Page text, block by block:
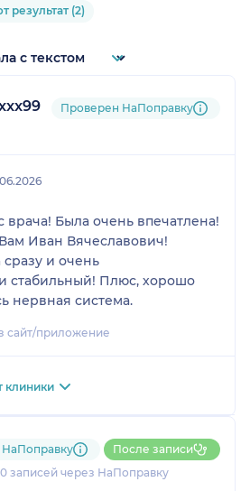
результат (2)
Проверен НаПоправку
Была очень впечатлена!
Иван Вячеславович!
сразу и очень
стабильный! Плюс, хорошо
нервная система.
сайт/приложение
клиники
записей через НаПоправку
После записи